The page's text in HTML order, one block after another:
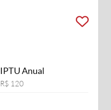
IPTU Anual
R$ 120